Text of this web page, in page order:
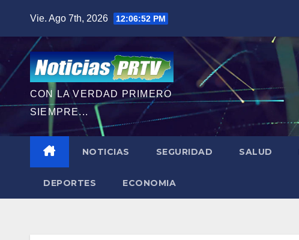
contenido
Vie. Ago 7th, 2026 12:06:53 PM
CON LA VERDAD PRIMERO
SIEMPRE...
NOTICIAS SEGURIDAD SALUD
DEPORTES ECONOMIA